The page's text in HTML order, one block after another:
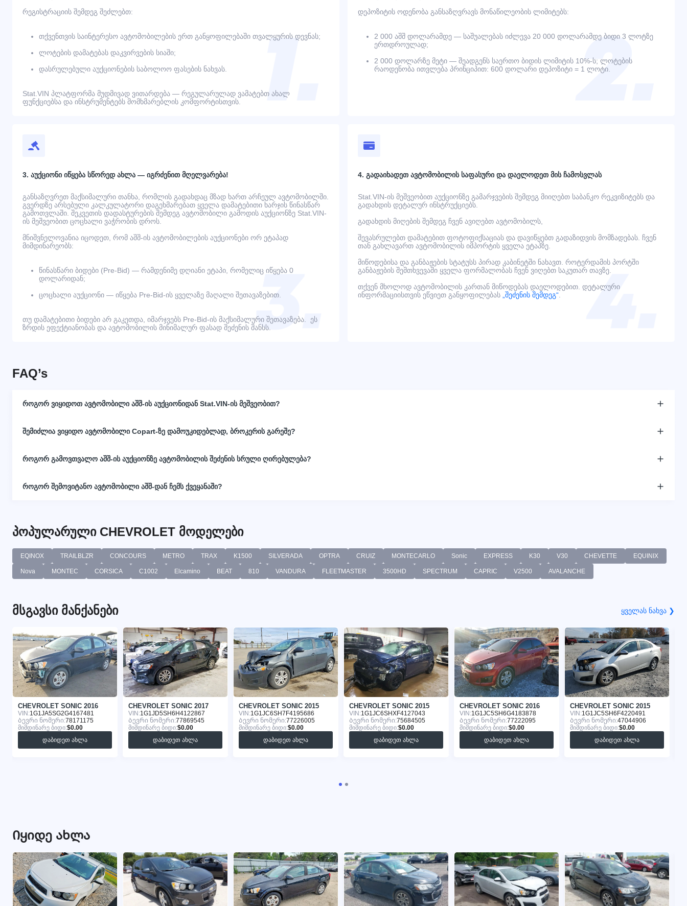
რეგისტრაციის შემდეგ შეძლებთ:
თქვენთვის საინტერესო ავტომობილების ერთ განყოფილებაში თვალყურის დევნას;
ლოტების დამატებას დაკვირვების სიაში;
დასრულებული აუქციონების საბოლოო ფასების ნახვას.
Stat.VIN პლატფორმა მუდმივად ვითარდება — რეგულარულად ვამატებთ ახალ
ფუნქციებსა და ინსტრუმენტებს მომხმარებლის კომფორტისთვის.
დეპოზიტის ოდენობა განსაზღვრავს მონაწილეობის ლიმიტებს:
2 000 აშშ დოლარამდე — საშუალებას იძლევა 20 000 დოლარამდე ბიდი 3 ლოტზე
ერთდროულად;
2 000 დოლარზე მეტი — შეადგენს საერთო ბიდის ლიმიტის 10%-ს; ლოტების
რაოდენობა ითვლება პრინციპით: 600 დოლარი დეპოზიტი = 1 ლოტი.
3. აუქციონი იწყება სწორედ ახლა — იგრძენით მღელვარება!
განსაზღვრეთ მაქსიმალური თანხა, რომლის გადახდაც მზად ხართ არჩეულ ავტომობილში.
გვერდზე არსებული კალკულატორი დაგეხმარებათ ყველა დამატებითი ხარჯის წინასწარ
გამოთვლაში. შეკვეთის დადასტურების შემდეგ ავტომობილი გამოდის აუქციონზე Stat.VIN-
ის მეშვეობით ცოცხალი ვაჭრობის დროს.
მნიშვნელოვანია იცოდეთ, რომ აშშ-ის ავტომობილების აუქციონები ორ ეტაპად
მიმდინარეობს:
წინასწარი ბიდები (Pre-Bid) — რამდენიმე დღიანი ეტაპი, რომელიც იწყება 0
დოლარიდან;
ცოცხალი აუქციონი — იწყება Pre-Bid-ის ყველაზე მაღალი შეთავაზებით.
თუ დამატებითი ბიდები არ გაკეთდა, იმარჯვებს Pre-Bid-ის მაქსიმალური შეთავაზება. ეს
ზრდის ეფექტიანობას და ავტომობილის მინიმალურ ფასად შეძენის შანსს.
4. გადაიხადეთ ავტომობილის საფასური და დაელოდეთ მის ჩამოსვლას
Stat.VIN-ის მეშვეობით აუქციონზე გამარჯვების შემდეგ მიიღებთ საბანკო რეკვიზიტებს და
გადახდის დეტალურ ინსტრუქციებს.
გადახდის მიღების შემდეგ ჩვენ ავიღებთ ავტომობილს,
შევასრულებთ დამატებით ფოტოფიქსაციას და დავიწყებთ გადაზიდვის მომზადებას. ჩვენ
თან გახლავართ ავტომობილის იმპორტის ყველა ეტაპზე.
მიწოდებისა და განბაჟების სტატუსს პირად კაბინეტში ნახავთ. როტერდამის პორტში
განბაჟების შემთხვევაში ყველა ფორმალობას ჩვენ ვიღებთ საკუთარ თავზე.
თქვენ მხოლოდ ავტომობილის კართან მიწოდებას დაელოდებით. დეტალური
ინფორმაციისთვის ეწვიეთ განყოფილებას „შეძენის შემდეგ“
FAQ’s
როგორ ვიყიდოთ ავტომობილი აშშ-ის აუქციონიდან Stat.VIN-ის მეშვეობით?
შემიძლია ვიყიდო ავტომობილი Copart-ზე დამოუკიდებლად, ბროკერის გარეშე?
როგორ გამოვთვალო აშშ-ის აუქციონზე ავტომობილის შეძენის სრული ღირებულება?
როგორ შემოვიტანო ავტომობილი აშშ-დან ჩემს ქვეყანაში?
პოპულარული CHEVROLET მოდელები
EQINOX TRAILBLZR CONCOURS METRO TRAX K1500 SILVERADA OPTRA CRUIZ MONTECARLO Sonic EXPRESS K30 V30 CHEVETTE EQUINIX
Nova MONTEC CORSICA C1002 Elcamino BEAT 810 VANDURA FLEETMASTER 3500HD SPECTRUM CAPRIC V2500 AVALANCHE
მსგავსი მანქანები ყველას ნახვა ❯
CHEVROLET SONIC 2016
VIN:1G1JA5SG2G4167481
Ბევრი ნომერი:78171175
მიმდინარე ბიდი:$0.00
დაბიდეთ ახლა
CHEVROLET SONIC 2017
VIN:1G1JD5SH6H4122867
Ბევრი ნომერი:77869545
მიმდინარე ბიდი:$0.00
დაბიდეთ ახლა
CHEVROLET SONIC 2015
VIN:1G1JC6SH7F4195686
Ბევრი ნომერი:77226005
მიმდინარე ბიდი:$0.00
დაბიდეთ ახლა
CHEVROLET SONIC 2015
VIN:1G1JC6SHXF4127043
Ბევრი ნომერი:75684505
მიმდინარე ბიდი:$0.00
დაბიდეთ ახლა
CHEVROLET SONIC 2016
VIN:1G1JC5SH6G4183878
Ბევრი ნომერი:77222095
მიმდინარე ბიდი:$0.00
დაბიდეთ ახლა
CHEVROLET SONIC 2015
VIN:1G1JC5SH6F4220491
Ბევრი ნომერი:47044906
მიმდინარე ბიდი:$0.00
დაბიდეთ ახლა
Იყიდე ახლა